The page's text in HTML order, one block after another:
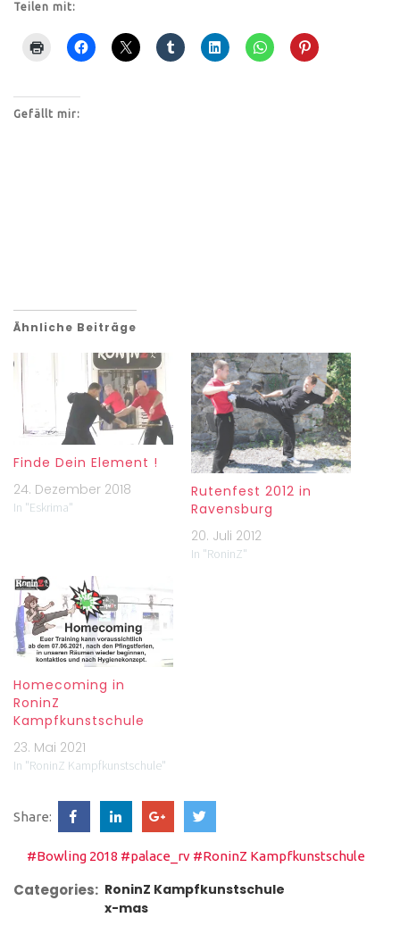
Teilen mit:
Gefällt mir:
Ähnliche Beiträge
Finde Dein Element !
24. Dezember 2018
In "Eskrima"
Rutenfest 2012 in
Ravensburg
20. Juli 2012
In "RoninZ"
Homecoming in
RoninZ
Kampfkunstschule
23. Mai 2021
In "RoninZ Kampfkunstschule"
Share:
#Bowling 2018 #palace_rv #RoninZ Kampfkunstschule
Categories: RoninZ Kampfkunstschule
x-mas